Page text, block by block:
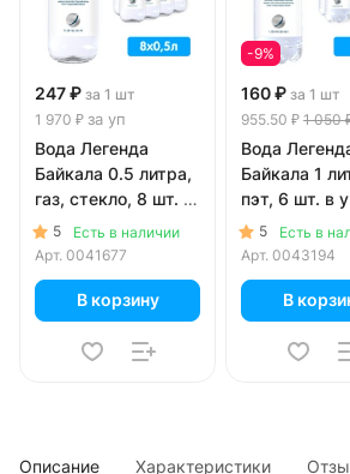
247 ₽ за 1 шт
1 970 ₽ за уп
Вода Легенда
Байкала 0.5 литра,
газ, стекло, 8 шт. в
уп.5
Есть в наличии
Арт. 0041677
В корзину
-9%
160 ₽ за 1 шт
955.50 ₽ 1 050
Вода
Байкала 1
пэт, 6 шт. в
5
Есть в
Арт. 0043194
В
Описание Характеристики